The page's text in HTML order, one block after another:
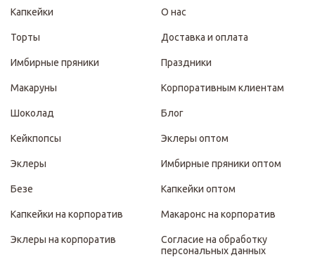
Капкейки
Торты
Имбирные пряники
Макаруны
Шоколад
Кейкпопсы
Эклеры
Безе
Капкейки на корпоратив
Эклеры на корпоратив
О нас
Доставка и оплата
Праздники
Корпоративным клиентам
Блог
Эклеры оптом
Имбирные пряники оптом
Капкейки оптом
Макаронс на корпоратив
Согласие на обработку
персональных данных